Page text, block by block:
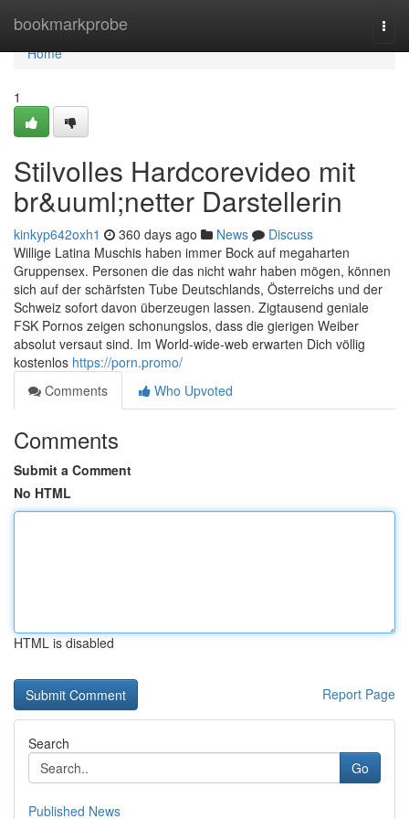
bookmarkprobe
Home
Home
1
Stilvolles Hardcorevideo mit
br&uuml;netter Darstellerin
kinkyp642oxh1 360 days ago News
Discuss
Willige Latina Muschis haben immer Bock auf megaharten
Gruppensex. Personen die das nicht wahr haben mögen, können
sich auf der schärfsten Tube Deutschlands, Österreichs und der
Schweiz sofort davon überzeugen lassen. Zigtausend geniale
FSK Pornos zeigen schonungslos, dass die gierigen Weiber
absolut versaut sind. Im World-wide-web erwarten Dich völlig
kostenlos https://porn.promo/
Comments
Who Upvoted
Comments
Submit a Comment
No HTML
HTML is disabled
Report Page
Search
Go
Published News